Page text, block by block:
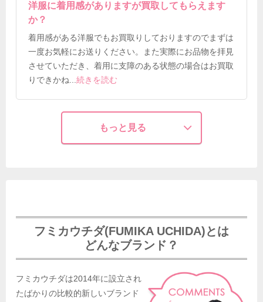
洋服に着用感がありますが買取してもらえます
か？
着用感がある洋服でもお買取りしておりますのでまずは
一度お気軽にお送りください。また実際にお品物を拝見
させていただき、着用に支障のある状態の場合はお買取
りできかね...続きを読む
もっと見る
フミカウチダ(FUMIKA UCHIDA)とは
どんなブランド？
フミカウチダは2014年に設立され
たばかりの比較的新しいブランド